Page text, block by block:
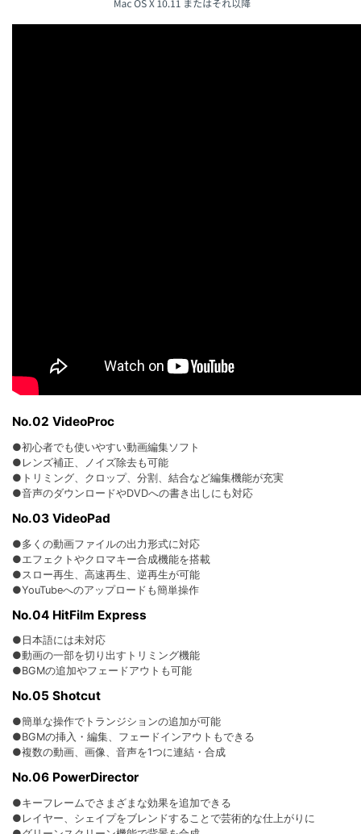
No.02 VideoProc
●初心者でも使いやすい動画編集ソフト
●レンズ補正、ノイズ除去も可能
●トリミング、クロップ、分割、結合など編集機能が充実
●音声のダウンロードやDVDへの書き出しにも対応
No.03 VideoPad
●多くの動画ファイルの出力形式に対応
●エフェクトやクロマキー合成機能を搭載
●スロー再生、高速再生、逆再生が可能
●YouTubeへのアップロードも簡単操作
No.04 HitFilm Express
●日本語には未対応
●動画の一部を切り出すトリミング機能
●BGMの追加やフェードアウトも可能
No.05 Shotcut
●簡単な操作でトランジションの追加が可能
●BGMの挿入・編集、フェードインアウトもできる
●複数の動画、画像、音声を1つに連結・合成
No.06 PowerDirector
●キーフレームでさまざまな効果を追加できる
●レイヤー、シェイプをブレンドすることで芸術的な仕上がりに